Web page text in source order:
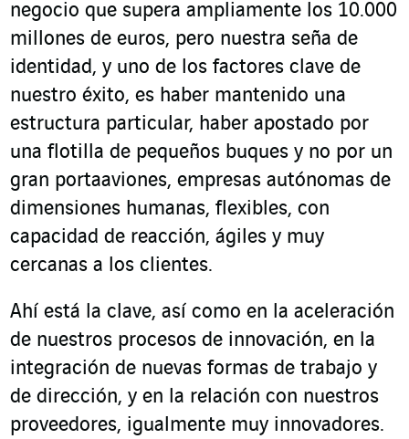
negocio que supera ampliamente los 10.000
millones de euros, pero nuestra seña de
identidad, y uno de los factores clave de
nuestro éxito, es haber mantenido una
estructura particular, haber apostado por
una flotilla de pequeños buques y no por un
gran portaaviones, empresas autónomas de
dimensiones humanas, flexibles, con
capacidad de reacción, ágiles y muy
cercanas a los clientes.
Ahí está la clave, así como en la aceleración
de nuestros procesos de innovación, en la
integración de nuevas formas de trabajo y
de dirección, y en la relación con nuestros
proveedores, igualmente muy innovadores.